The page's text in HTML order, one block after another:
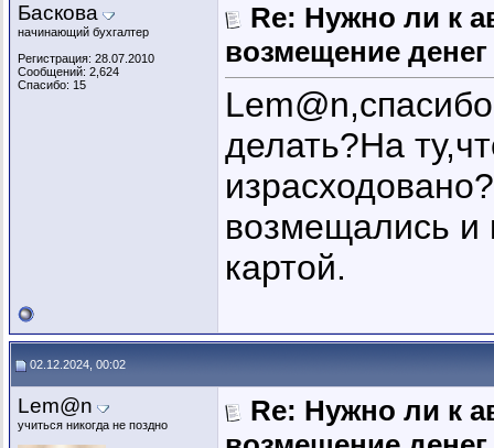
Баскова
начинающий бухгалтер
Регистрация: 28.07.2010
Сообщений: 2,624
Спасибо: 15
Re: Нужно ли к
возмещение денег
делать?На
возмещались и
картой.
02.12.2024, 00:02
Lem@n
учиться никогда не поздно
Re: Нужно ли к